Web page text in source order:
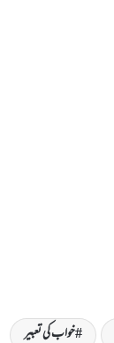
خواب کی تعبیر